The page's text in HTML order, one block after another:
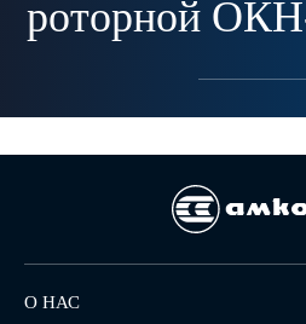
роторной
О НАС